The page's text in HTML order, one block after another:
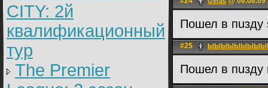
CITY: 2й
квалификационный
тур
The Premier
Пошел в пuзду
#25
Пошел в пuзду